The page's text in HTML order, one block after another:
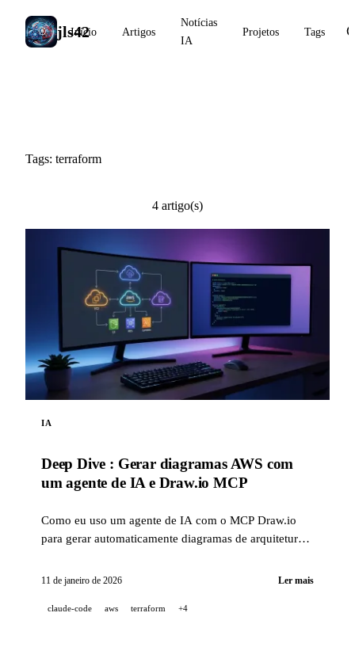
jls42
Início Artigos
Notícias
IA
Projetos Tags
Tags: terraform
4 artigo(s)
IA
Deep Dive : Gerar diagramas AWS com
um agente de IA e Draw.io MCP
Como eu uso um agente de IA com o MCP Draw.io
para gerar automaticamente diagramas de arquitetura
11 de janeiro de 2026 Ler mais
claude-code aws terraform +4